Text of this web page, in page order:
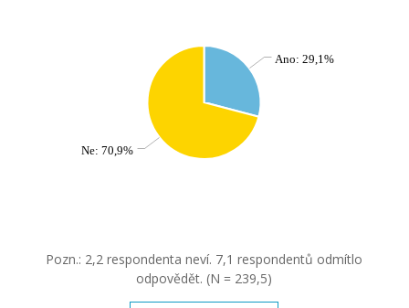
Ano: 29,1%
Ne: 70,9%
Pozn.: 2,2 respondenta neví. 7,1 respondentů odmítlo
odpovědět. (N = 239,5)